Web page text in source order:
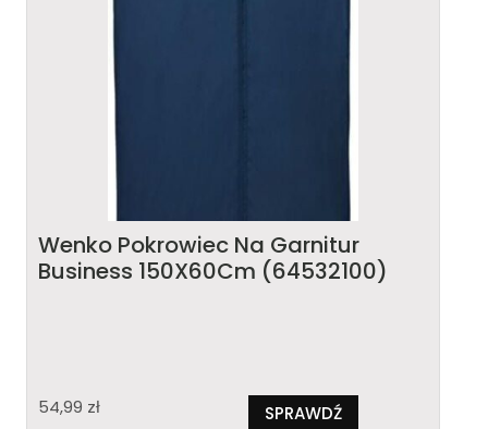
Wenko Pokrowiec Na Garnitur
Business 150X60Cm (64532100)
54,99 zł SPRAWDŹ